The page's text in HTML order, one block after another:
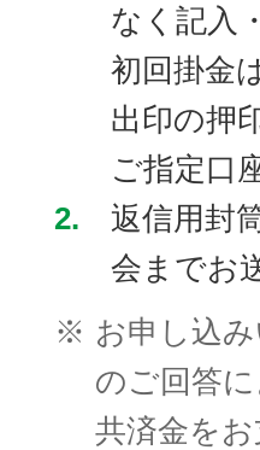
なく記入
初回掛金
出印の押
ご指定口
2.
返信用封
会までお
※ お申し込
のご回答
共済金を